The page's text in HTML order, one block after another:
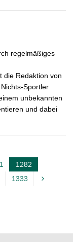
regelmäßiges
die Redaktion von
Sportler
unbekannten
und dabei
1282
l
1333